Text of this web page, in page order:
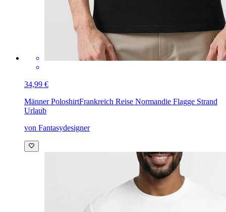
34,99 €
Männer PoloshirtFrankreich Reise Normandie Flagge Strand
Urlaub
von Fantasydesigner